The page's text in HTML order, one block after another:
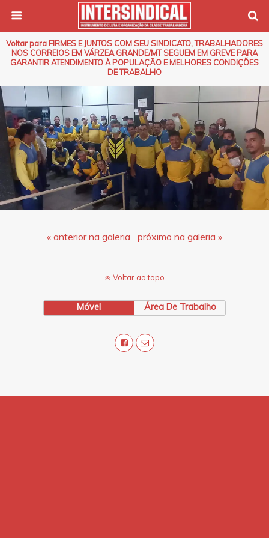
Voltar para FIRMES E JUNTOS COM SEU SINDICATO, TRABALHADORES
NOS CORREIOS EM VÁRZEA GRANDE/MT SEGUEM EM GREVE PARA
GARANTIR ATENDIMENTO À POPULAÇÃO E MELHORES CONDIÇÕES
DE TRABALHO
« anterior na galeria próximo na galeria »
Voltar ao topo
Móvel Área De Trabalho